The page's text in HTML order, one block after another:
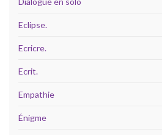
Eclipse.
Ecricre.
Ecrit.
Empathie
Énigme